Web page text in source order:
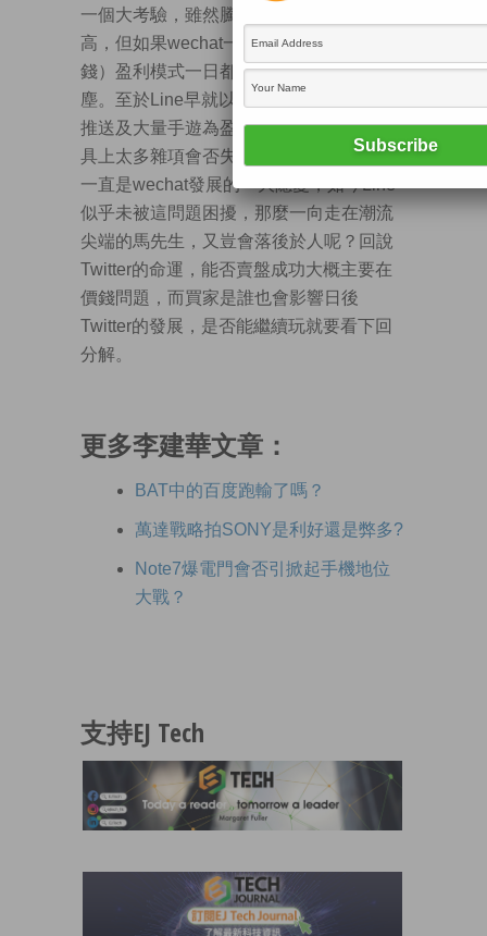
一個大考驗，雖然騰訊(00700)股價屢創新
高，但如果wechat一日找不到（能賺大
錢）盈利模式一日都有步whatsapp的後
塵。至於Line早就以銷售表情圖案、廣告
推送及大量手遊為盈利模式，只是通訊工
具上太多雜項會否失去平衡這一說法過去
一直是wechat發展的一大隱憂，如今Line
似乎未被這問題困擾，那麼一向走在潮流
尖端的馬先生，又豈會落後於人呢？回說
Twitter的命運，能否賣盤成功大概主要在
價錢問題，而買家是誰也會影響日後
Twitter的發展，是否能繼續玩就要看下回
分解。
更多李建華文章：
BAT中的百度跑輸了嗎？
萬達戰略拍SONY是利好還是弊多?
Note7爆電門會否引掀起手機地位
大戰？
支持EJ Tech